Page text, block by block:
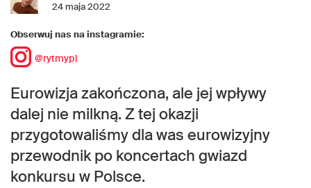
24 maja 2022
Obserwuj nas na instagramie:
@rytmypl
Eurowizja zakończona, ale jej wpływy
dalej nie milkną. Z tej okazji
przygotowaliśmy dla was eurowizyjny
przewodnik po koncertach gwiazd
konkursu w Polsce.